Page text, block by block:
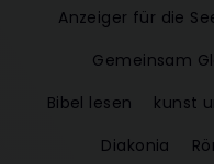
Anzeiger für die
Gemeinsam
Bibel lesen
kunst
Diakonia